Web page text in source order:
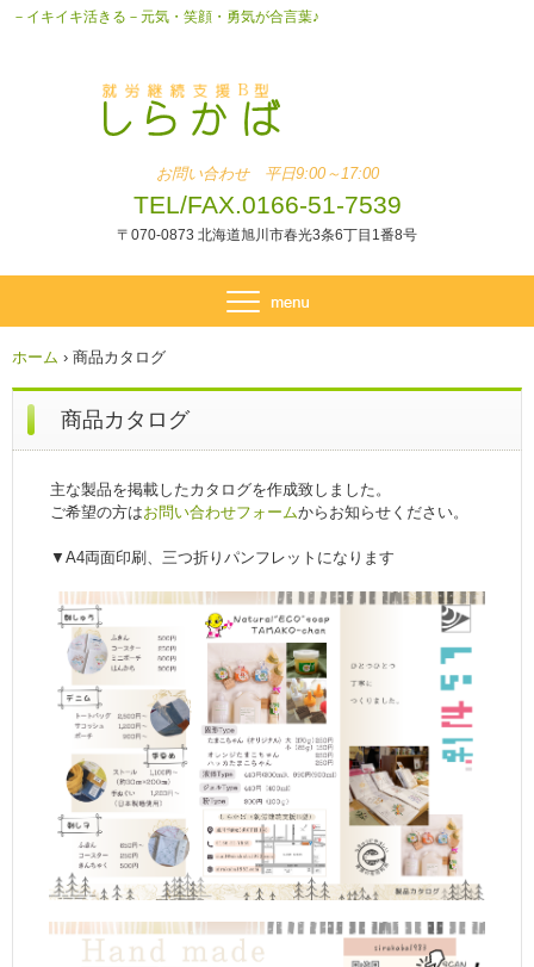
－イキイキ活きる－元気・笑顔・勇気が合言葉♪
お問い合わせ 平日9:00～17:00
TEL/FAX.0166-51-7539
〒070-0873 北海道旭川市春光3条6丁目1番8号
ホーム › 商品カタログ
商品カタログ
主な製品を掲載したカタログを作成致しました。
ご希望の方はお問い合わせフォームからお知らせください。
▼A4両面印刷、三つ折りパンフレットになります